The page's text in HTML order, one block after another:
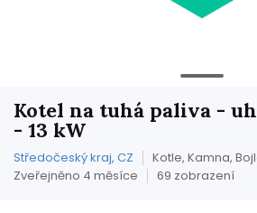
Kotel na tuhá paliva -
- 13 kW
Středočeský kraj, CZ
Kotle, Kamna,
Zveřejněno 4 měsíce
69 zobrazení